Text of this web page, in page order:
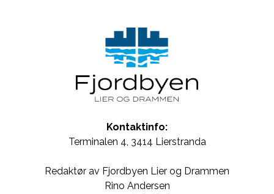
Kontaktinfo:
Terminalen 4, 3414 Lierstranda
Redaktør av Fjordbyen Lier og Drammen
Rino Andersen